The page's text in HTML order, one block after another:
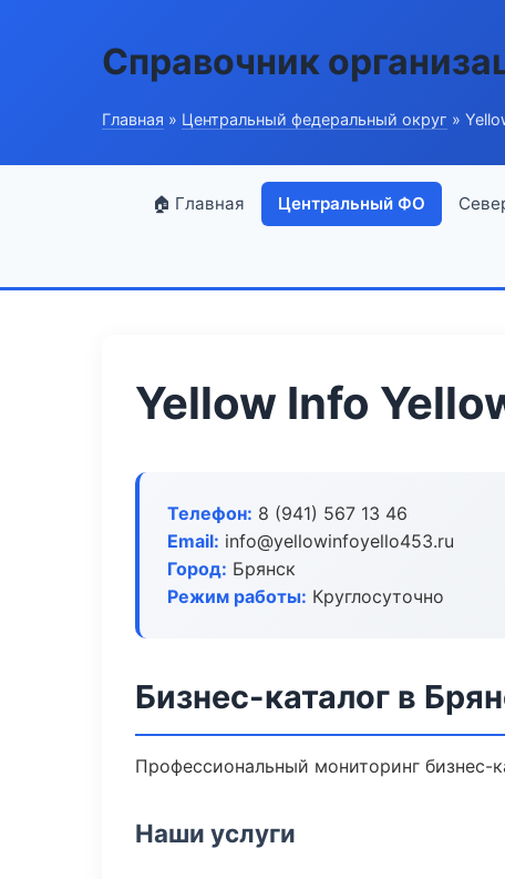
Справочник
Главная » Центральный федеральный округ »
🏠 Главная Центральный ФО
Yellow Info
Телефон: 8 (941) 567 13 46
Email: info@yellowinfoyello453.ru
Город: Брянск
Режим работы: Круглосуточно
Бизнес-каталог в
Профессиональный мониторинг бизнес-
Наши услуги